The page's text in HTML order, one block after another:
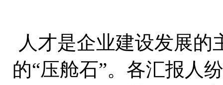
人才是企业建设发展的
的“压舱石”。各汇报人